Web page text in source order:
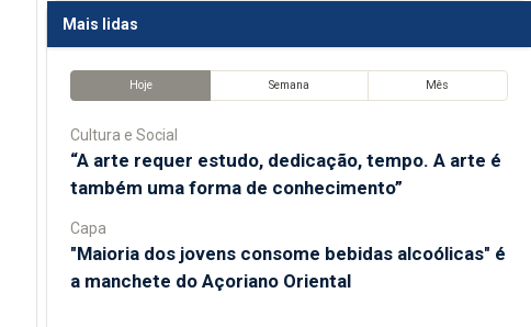
Mais lidas
Hoje Semana Mês
Cultura e Social
“A arte requer estudo, dedicação, tempo. A arte é
também uma forma de conhecimento”
Capa
"Maioria dos jovens consome bebidas alcoólicas" é
a manchete do Açoriano Oriental